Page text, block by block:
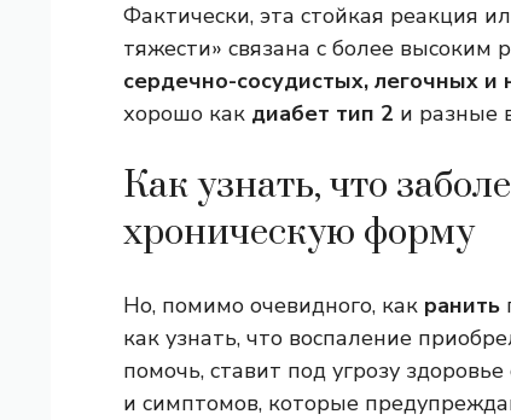
Фактически, эта стойкая реакция
тяжести» связана с более высоким
сердечно-сосудистых, легочных
хорошо как диабет тип 2 и разные
Как узнать, что
хроническую форму
Но, помимо очевидного, как ранить
как узнать, что воспаление
помочь, ставит под угрозу
и симптомов, которые